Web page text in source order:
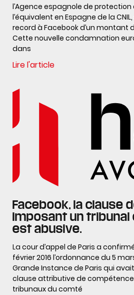
l’Agence espagnole de protection
l’équivalent en Espagne de la
record à Facebook d’un montant
Cette nouvelle condamnation
dans
Lire l'article
Facebook, la clause
imposant un tribunal
est abusive.
La cour d’appel de Paris a
février 2016 l’ordonnance du 5
Grande Instance de Paris qui
clause attributive de
tribunaux du comté